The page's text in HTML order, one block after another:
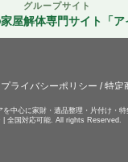
グループサイト
屋解体専門サイト「ア
プライバシーポリシー /特定
を中心に家財・遺品整理・片付け・
| 全国対応可能. All rights Reserved.